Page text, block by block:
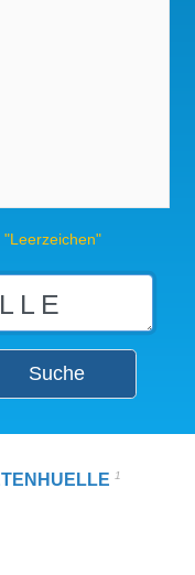
"Leerzeichen"
Suche
1